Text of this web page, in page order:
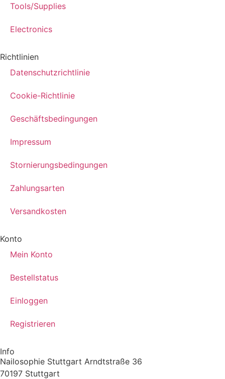
Tools/Supplies
Electronics
Richtlinien
Datenschutzrichtlinie
Cookie-Richtlinie
Geschäftsbedingungen
Impressum
Stornierungsbedingungen
Zahlungsarten
Versandkosten
Konto
Mein Konto
Bestellstatus
Einloggen
Registrieren
Info
Nailosophie Stuttgart Arndtstraße 36
70197 Stuttgart